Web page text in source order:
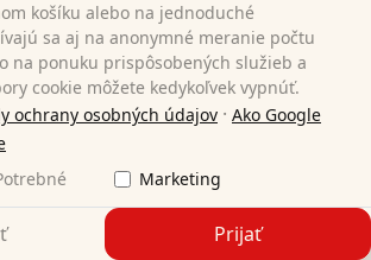
Zistite viac
košíku alebo na jednoduché
sa aj na anonymné meranie počtu
na ponuku prispôsobených služieb a
cookie môžete kedykoľvek vypnúť.
ochrany osobných údajov · Ako Google
Marketing
Prijať